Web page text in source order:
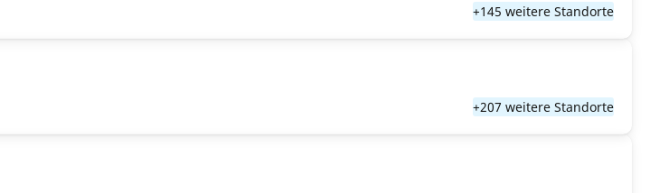
+145 weitere Standorte
+207 weitere Standorte